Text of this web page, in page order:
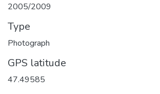
2005/2009
Type
Photograph
GPS latitude
47.49585